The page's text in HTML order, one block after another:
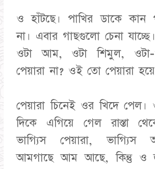
ও হাঁটছে। পাখির ডাকে কান
না। এবার গাছগুলো চেনা
ওটা আম, ওটা শিমুল, ওটা-
পেয়ারা না? ওই তো পেয়ারা
পেয়ারা চিনেই ওর খিদে পেল।
দিকে এগিয়ে গেল রাস্তা
ভাগ্যিস পেয়ারা,
আমগাছে আম আছে, কিন্তু ও